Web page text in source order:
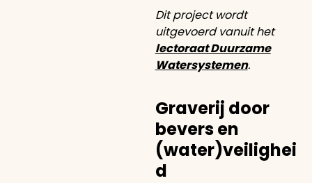
Dit project wordt
uitgevoerd vanuit het
lectoraat Duurzame
Watersystemen.
Graverij door
bevers en
(water)veilighei
d